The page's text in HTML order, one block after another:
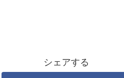
シェアする